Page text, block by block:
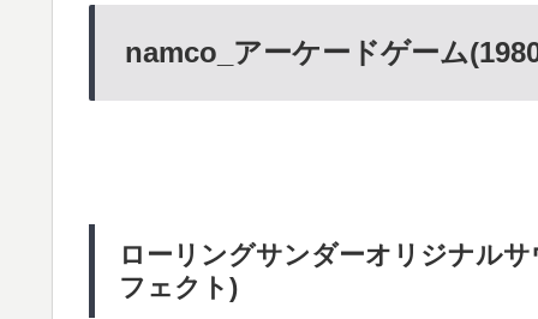
namco_アーケードゲーム
ローリングサンダーオリジナル
フェクト)